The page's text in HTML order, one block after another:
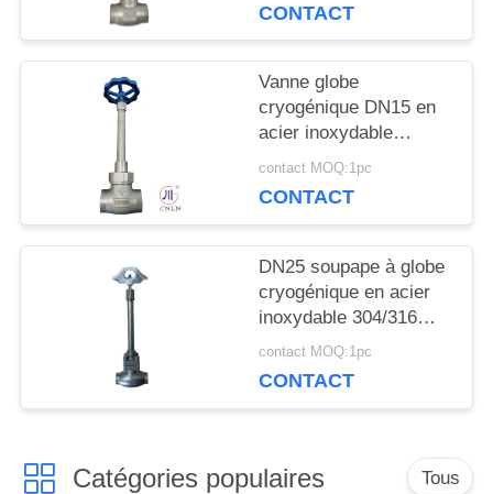
CITATION
POLITIQUE
CONFIDENTIALITÉ
le matériel aux besoins
CONTACT
Vanne globe
cryogénique DN15 en
acier inoxydable
304/316 5.0 MPa
contact MOQ:1pc
CONTACT
DN25 soupape à globe
cryogénique en acier
inoxydable 304/316
avec joint PTFE et
CF8/CF3 pour -196°C à
contact MOQ:1pc
CONTACT
Catégories populaires Tous